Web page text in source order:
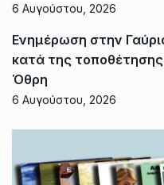
6 Αυγούστου, 2026
Ενημέρωση στην
κατά της
Όθρη
6 Αυγούστου, 2026